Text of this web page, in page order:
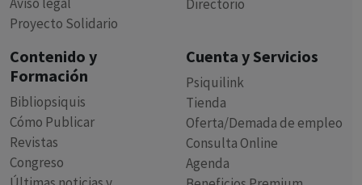
Proyecto Solidario
Directorio
Contenido y
Formación
Bibliopsiquis
Cómo Publicar
Revistas
Congreso
Cuenta y Servicios
Psiquilink
Tienda
Oferta/Demada de empleo
Consulta Online
Agenda